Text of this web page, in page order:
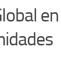
en